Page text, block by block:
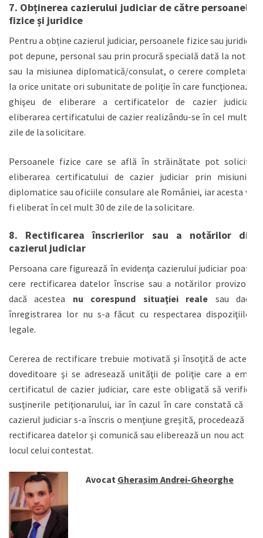
7. Obținerea cazierului judiciar de către persoanele
fizice și juridice
Pentru a obține cazierul judiciar, persoanele fizice sau juridice
pot depune, personal sau prin procură specială dată la notar
sau la misiunea diplomatică/consulat, o cerere completată
la orice unitate ori subunitate de poliţie în care funcţionează
ghişeu de eliberare a certificatelor de cazier judiciar,
eliberarea certificatului de cazier realizându-se în cel mult 3
zile de la solicitare.
Persoanele fizice care se află în străinătate pot solicita
eliberarea certificatului de cazier judiciar prin misiunile
diplomatice sau oficiile consulare ale României, iar acesta va
fi eliberat în cel mult 30 de zile de la solicitare.
8. Rectificarea înscrierilor sau a notărilor din
cazierul judiciar
Persoana care figurează în evidenţa cazierului judiciar poate
cere rectificarea datelor înscrise sau a notărilor provizorii
dacă acestea nu corespund situaţiei reale sau dacă
înregistrarea lor nu s-a făcut cu respectarea dispoziţiilor
legale.
Cererea de rectificare trebuie motivată şi însoţită de actele
doveditoare şi se adresează unităţii de poliţie care a emis
certificatul de cazier judiciar, care este obligată să verifice
susţinerile petiţionarului, iar în cazul în care constată că în
cazierul judiciar s-a înscris o menţiune greşită, procedează la
rectificarea datelor şi comunică sau eliberează un nou act în
locul celui contestat.
Avocat Gherasim Andrei-Gheorghe